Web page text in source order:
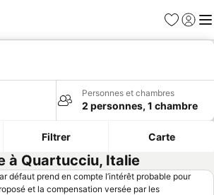
Favoris
Se
Personnes et chambres
2 personnes, 1 chambre
Filtrer Carte
à Quartucciu, Italie
défaut prend en compte l’intérêt probable pour
et la compensation versée par les